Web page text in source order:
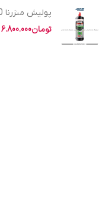
پولیش منزرنا 300 گرین Menzerna 300 Green
تومان6.800.000